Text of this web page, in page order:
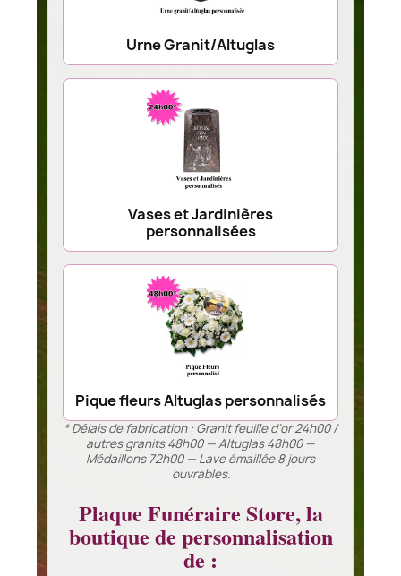
Urne Granit/Altuglas
Vases et Jardinières
personnalisées
Pique fleurs Altuglas personnalisés
* Délais de fabrication : Granit feuille d’or 24h00 /
autres granits 48h00 — Altuglas 48h00 —
Médaillons 72h00 — Lave émaillée 8 jours
ouvrables.
Plaque Funéraire Store, la
boutique de personnalisation
de :